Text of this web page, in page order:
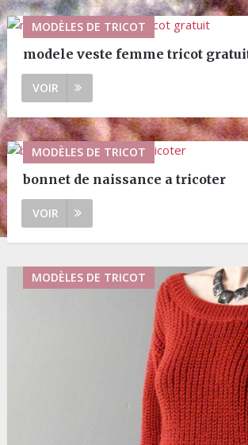
MODÈLES DE TRICOT
modele veste femme tricot
VOIR
MODÈLES DE TRICOT
bonnet de naissance a tricoter
VOIR
MODÈLES DE TRICOT